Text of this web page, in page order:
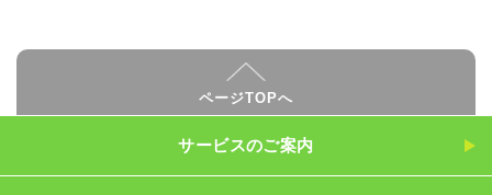
ページTOPへ
サービスのご案内